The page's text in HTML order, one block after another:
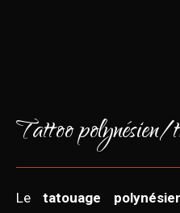
Tattoo
Letatouage